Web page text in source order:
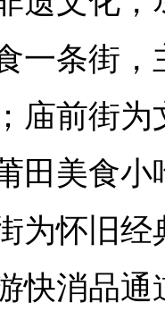
一条街
庙前街
田美食
为怀旧
快消品